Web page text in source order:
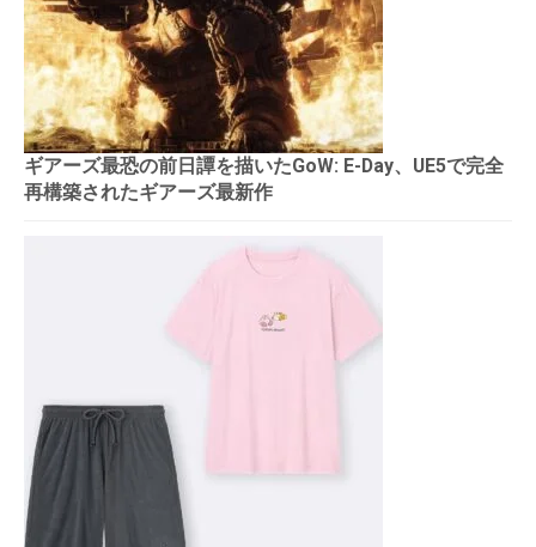
ギアーズ最恐の前日譚を描いたGoW: E-Day、UE5で完全
再構築されたギアーズ最新作